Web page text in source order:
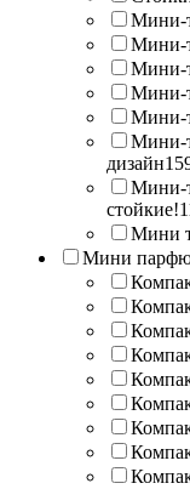
Мини-
Мини-
Мини-
Мини-
Мини-
Мини-
дизайн
Мини-
стойкие!
Мини
Мини